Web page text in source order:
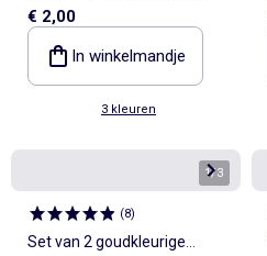
€ 2,00
In winkelmandje
3 kleuren
1/3
(8)
Set van 2 goudkleurige